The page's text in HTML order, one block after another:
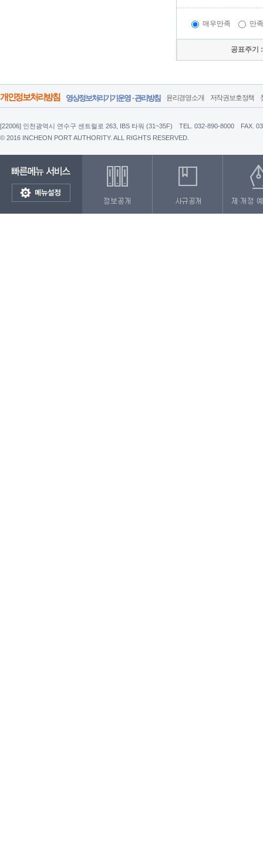
매우만족 만족
공표주기
개인정보처리방침 영상정보처리기기운영 · 관리방침 윤리경영소개 저작권보호정책
[22006] 인천광역시 연수구 센트럴로 263, IBS 타워 (31~35F) TEL. 032-890-8000
FAX.
© 2016 INCHEON PORT AUTHORITY. ALL RIGHTS RESERVED.